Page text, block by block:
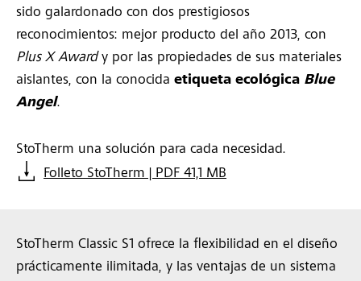
sido galardonado con dos prestigiosos
reconocimientos: mejor producto del año 2013, con
Plus X Award y por las propiedades de sus materiales
aislantes, con la conocida etiqueta ecológica Blue
Angel.
StoTherm una solución para cada necesidad.
Folleto StoTherm | PDF 41,1 MB
StoTherm Classic S1 ofrece la flexibilidad en el diseño
prácticamente ilimitada, y las ventajas de un sistema